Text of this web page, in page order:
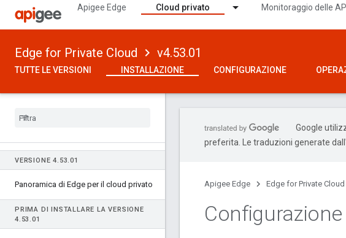
Apigee Edge Cloud privato Monitoraggio delle API
Edge for Private Cloud v4.53.01
TUTTE LE VERSIONI INSTALLAZIONE CONFIGURAZIONE
VERSIONE 4. 53.01
Panoramica di Edge per il cloud privato
PRIMA DI INSTALLARE LA VERSIONE
4. 53 .01
Google
preferita. Le traduzioni generate
Apigee Edge Edge for Private Cloud